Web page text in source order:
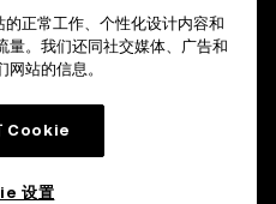
正常工作、个性化设计内容和
量。我们还同社交媒体、广告和
站的信息。
Cookie
设置